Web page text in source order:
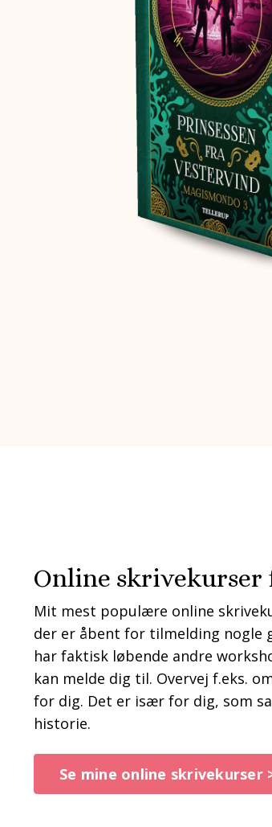
Online
Mit mest populære online
der er åbent for tilmelding nogle
har faktisk løbende andre
kan melde dig til. Overvej f.eks.
for dig. Det er især for dig, som
historie.
Se mine online skrivekurser